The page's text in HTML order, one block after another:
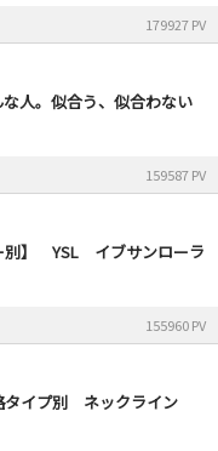
179927 PV
人。似合う、似合わない
159587 PV
別】 YSL イブサンローラ
155960 PV
タイプ別 ネックライン